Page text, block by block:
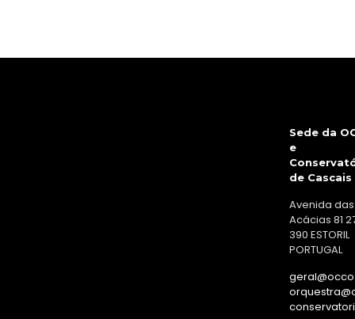
Sede da
e
de Cascais
Avenida das
Acácias 81
390 ESTORIL
PORTUGAL